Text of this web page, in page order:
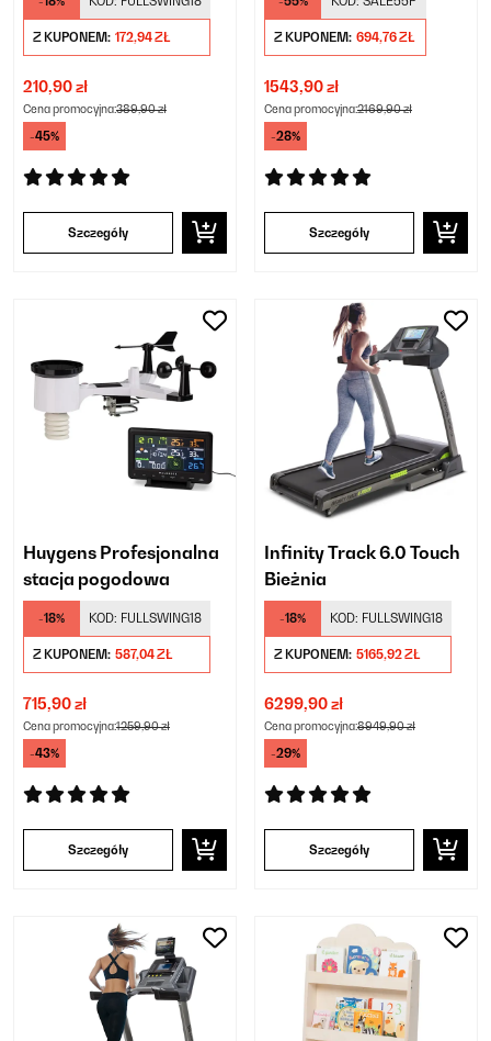
Z KUPONEM: 172,94 ZŁ
210,90 zł
Cena promocyjna:389,90 zł
-45%
Szczegóły
Z KUPONEM: 694,76 ZŁ
1543,90 zł
Cena promocyjna:2169,90 zł
-28%
Szczegóły
Huygens Profesjonalna
stacja pogodowa
-18% KOD: FULLSWING18
Z KUPONEM: 587,04 ZŁ
715,90 zł
Cena promocyjna:1259,90 zł
-43%
Szczegóły
Infinity Track 6.0 Touch
Bieżnia
-18% KOD: FULLSWING18
Z KUPONEM: 5165,92 ZŁ
6299,90 zł
Cena promocyjna:8949,90 zł
-29%
Szczegóły